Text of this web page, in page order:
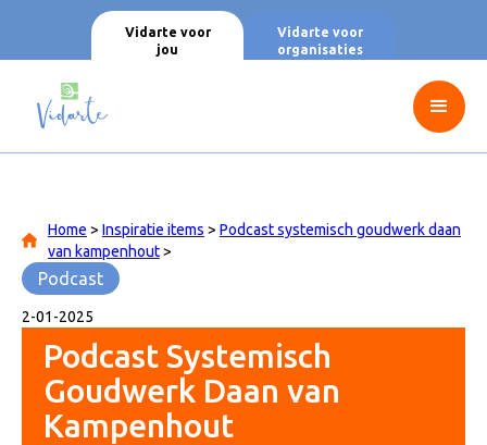
Vidarte voor
jou
Vidarte voor
organisaties
Home > Inspiratie items > Podcast systemisch goudwerk daan
van kampenhout>
Podcast
2-01-2025
Podcast Systemisch
Goudwerk Daan van
Kampenhout